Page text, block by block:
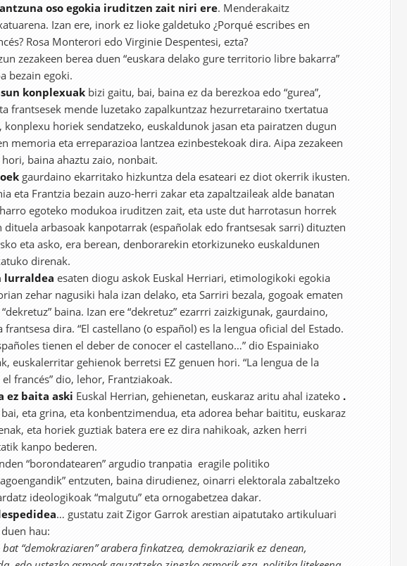
oso egokia iruditzen zait niri ere. Menderakaitz
Izan ere, inork ez lioke galdetuko ¿Porqué escribes en
Rosa Monterori edo Virginie Despentesi, ezta?
zezakeen berea duen “euskara delako gure territorio libre bakarra”
bezain egoki.
konplexuak bizi gaitu, bai, baina ez da berezkoa edo “gurea”,
frantsesek mende luzetako zapalkuntzaz hezurretaraino txertatua
konplexu horiek sendatzeko, euskaldunok jasan eta pairatzen dugun
memoria eta erreparazioa lantzea ezinbestekoak dira. Aipa zezakeen
baina ahaztu zaio, nonbait.
gaurdaino ekarritako hizkuntza dela esateari ez diot okerrik ikusten.
eta Frantzia bezain auzo-herri zakar eta zapaltzaileak alde banatan
egoteko modukoa iruditzen zait, eta uste dut harrotasun horrek
dituela arbasoak kanpotarrak (españolak edo frantsesak sarri) dituzten
eta asko, era berean, denborarekin etorkizuneko euskaldunen
direnak.
lurraldea esaten diogu askok Euskal Herriari, etimologikoki egokia
zehar nagusiki hala izan delako, eta Sarriri bezala, gogoak ematen
baina. Izan ere “dekretuz” ezarrri zaizkigunak, gaurdaino,
frantsesa dira. “El castellano (o español) es la lengua oficial del Estado.
tienen el deber de conocer el castellano…” dio Espainiako
euskalerritar gehienok berretsi EZ genuen hori. “La lengua de la
francés” dio, lehor, Frantziakoak.
ez baita aski Euskal Herrian, gehienetan, euskaraz aritu ahal izateko .
eta grina, eta konbentzimendua, eta adorea behar baititu, euskaraz
eta horiek guztiak batera ere ez dira nahikoak, azken herri
kanpo bederen.
“borondatearen” argudio tranpatia eragile politiko
entzuten, baina dirudienez, oinarri elektorala zabaltzeko
ideologikoak “malgutu” eta ornogabetzea dakar.
… gustatu zait Zigor Garrok arestian aipatutako artikuluari
hau:
“demokraziaren” arabera finkatzea, demokraziarik ez denean,